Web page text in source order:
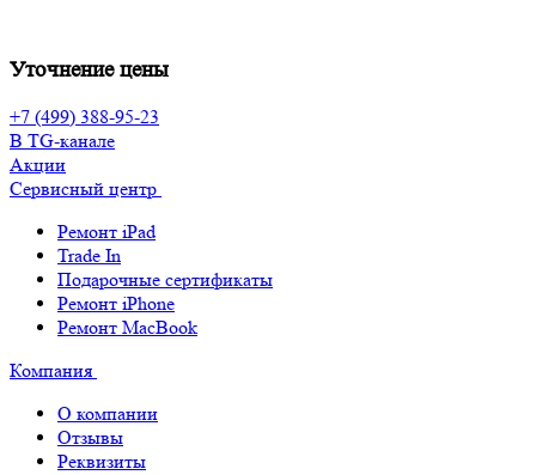
Уточнение цены
+7 (499) 388-95-23
В TG-канале
Акции
Сервисный центр
Ремонт iPad
Trade In
Подарочные сертификаты
Ремонт iPhone
Ремонт MacBook
Компания
О компании
Отзывы
Реквизиты